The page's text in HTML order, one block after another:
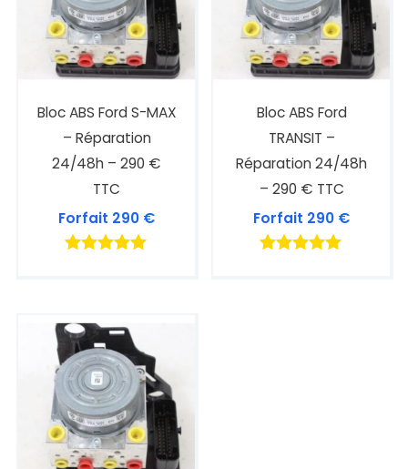
Bloc ABS Ford S-MAX
– Réparation
24/48h – 290 €
TTC
Forfait 290 €
Bloc ABS Ford
TRANSIT –
Réparation 24/48h
– 290 € TTC
Forfait 290 €